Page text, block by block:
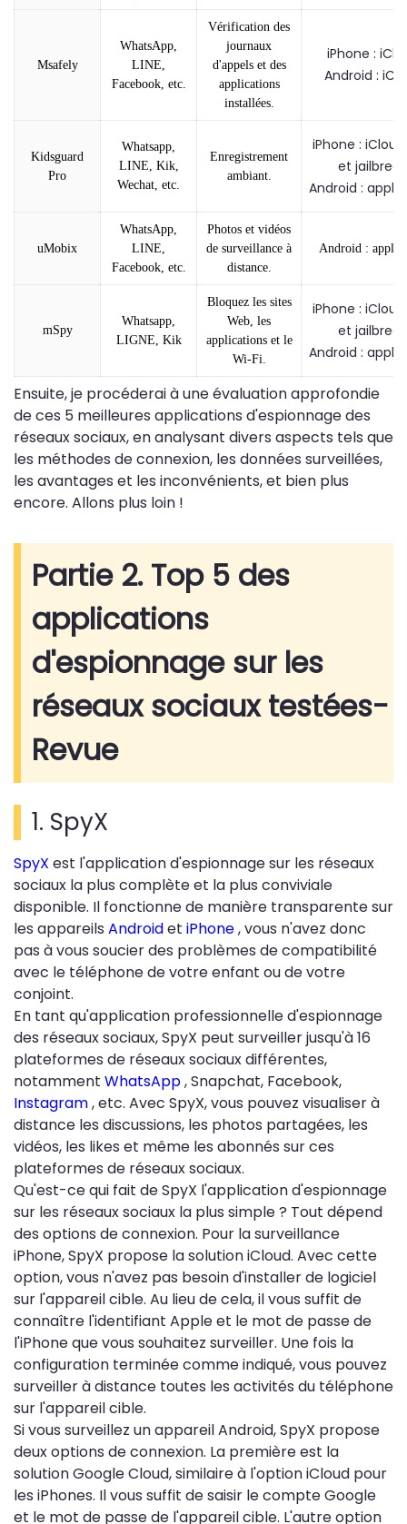
Msafely
WhatsApp,
LINE,
Facebook, etc.
Vérification des
journaux
d'appels et des
applications
installées.
iPhone :
Android :
Kidsguard
Pro
Whatsapp,
LINE, Kik,
Wechat, etc.
Enregistrement
ambiant.
iPhone :
et
Android :
uMobix
WhatsApp,
LINE,
Facebook, etc.
Photos et vidéos
de surveillance à
distance.
Android :
mSpy
Whatsapp,
LIGNE, Kik
Bloquez les sites
Web, les
applications et le
Wi-Fi.
iPhone :
et
Android :
Ensuite, je procéderai à une évaluation approfondie
de ces 5 meilleures applications d'espionnage des
réseaux sociaux, en analysant divers aspects tels que
les méthodes de connexion, les données surveillées,
les avantages et les inconvénients, et bien plus
encore. Allons plus loin !
Partie 2. Top 5 des
applications
d'espionnage sur les
réseaux sociaux testées-
Revue
1. SpyX
SpyX est l'application d'espionnage sur les réseaux
sociaux la plus complète et la plus conviviale
disponible. Il fonctionne de manière transparente sur
les appareils Androidet iPhone, vous n'avez donc
pas à vous soucier des problèmes de compatibilité
avec le téléphone de votre enfant ou de votre
conjoint.
En tant qu'application professionnelle d'espionnage
des réseaux sociaux, SpyX peut surveiller jusqu'à 16
plateformes de réseaux sociaux différentes,
notamment WhatsApp, Snapchat, Facebook,
Instagram, etc. Avec SpyX, vous pouvez visualiser à
distance les discussions, les photos partagées, les
vidéos, les likes et même les abonnés sur ces
plateformes de réseaux sociaux.
Qu'est-ce qui fait de SpyX l'application d'espionnage
sur les réseaux sociaux la plus simple ? Tout dépend
des options de connexion. Pour la surveillance
iPhone, SpyX propose la solution iCloud. Avec cette
option, vous n'avez pas besoin d'installer de logiciel
sur l'appareil cible. Au lieu de cela, il vous suffit de
connaître l'identifiant Apple et le mot de passe de
l'iPhone que vous souhaitez surveiller. Une fois la
configuration terminée comme indiqué, vous pouvez
surveiller à distance toutes les activités du téléphone
sur l'appareil cible.
Si vous surveillez un appareil Android, SpyX propose
deux options de connexion. La première est la
solution Google Cloud, similaire à l'option iCloud pour
les iPhones. Il vous suffit de saisir le compte Google
et le mot de passe de l'appareil cible. L'autre option